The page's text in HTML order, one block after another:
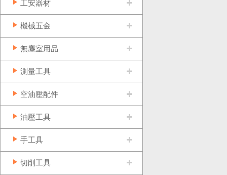
工安器材
機械五金
無塵室用品
測量工具
空油壓配件
油壓工具
手工具
切削工具